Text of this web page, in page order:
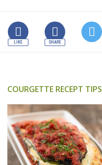
COURGETTE RECEPT TIPS